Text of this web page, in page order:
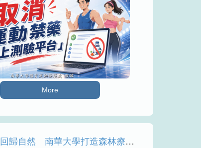
More
AI浪潮下回歸自然 南華大學打造森林療癒學習場域